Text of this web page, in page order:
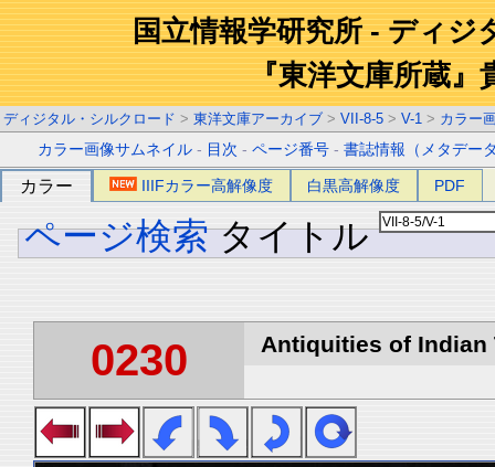
国立情報学研究所 - ディジ
『東洋文庫所蔵』
ディジタル・シルクロード > 東洋文庫アーカイブ > VII-8-5 > V-1 > カラー
カラー画像サムネイル - 目次 -ページ番号 -書誌情報（メタデー
カラー IIIFカラー高解像度 白黒高解像度 PDF
ページ検索 タイトル
0230 Antiquities of Indian